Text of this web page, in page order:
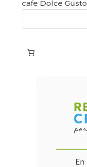
cafe Dolce Gusto